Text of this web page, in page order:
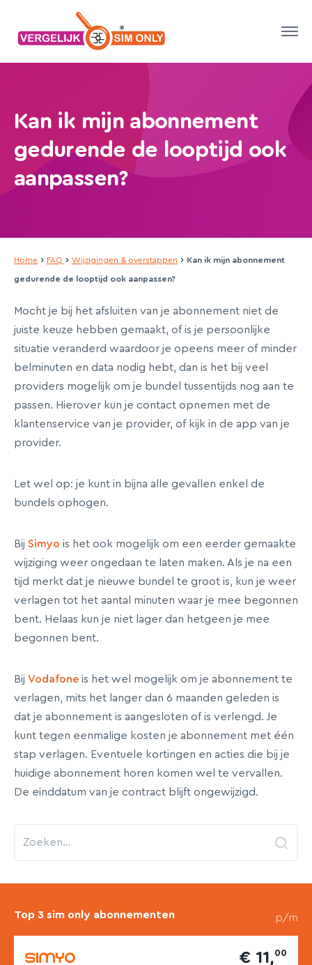
Kan ik mijn abonnement
gedurende de looptijd ook
aanpassen?
Home › FAQ › Wijzigingen & overstappen › Kan ik mijn abonnement
gedurende de looptijd ook aanpassen?
Mocht je bij het afsluiten van je abonnement niet de
juiste keuze hebben gemaakt, of is je persoonlijke
situatie veranderd waardoor je opeens meer of minder
belminuten en data nodig hebt, dan is het bij veel
providers mogelijk om je bundel tussentijds nog aan te
passen. Hierover kun je contact opnemen met de
klantenservice van je provider, of kijk in de app van je
provider.
Let wel op: je kunt in bijna alle gevallen enkel de
bundels ophogen.
Bij Simyo is het ook mogelijk om een eerder gemaakte
wijziging weer ongedaan te laten maken. Als je na een
tijd merkt dat je nieuwe bundel te groot is, kun je weer
verlagen tot het aantal minuten waar je mee begonnen
bent. Helaas kun je niet lager dan hetgeen je mee
begonnen bent.
Bij Vodafone is het wel mogelijk om je abonnement te
verlagen, mits het langer dan 6 maanden geleden is
dat je abonnement is aangesloten of is verlengd. Je
kunt tegen eenmalige kosten je abonnement met één
stap verlagen. Eventuele kortingen en acties die bij je
huidige abonnement horen komen wel te vervallen.
De einddatum van je contract blijft ongewijzigd.
Top 3 sim only abonnementen p/m
€ 11,00